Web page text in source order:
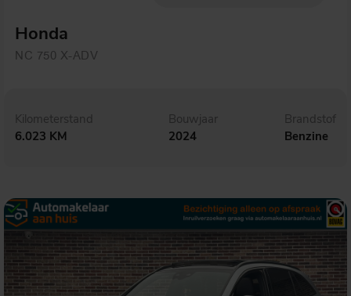
Honda
NC 750 X-ADV
Kilometerstand
6.023 KM
Bouwjaar
2024
Brandstof
Benzine